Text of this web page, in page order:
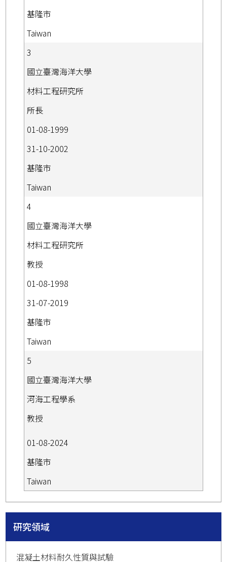
基隆市
Taiwan
3
國立臺灣海洋大學
材料工程研究所
所長
01-08-1999
31-10-2002
基隆市
Taiwan
4
國立臺灣海洋大學
材料工程研究所
教授
01-08-1998
31-07-2019
基隆市
Taiwan
5
國立臺灣海洋大學
河海工程學系
教授
01-08-2024
基隆市
Taiwan
研究領域
混凝土材料耐久性質與試驗